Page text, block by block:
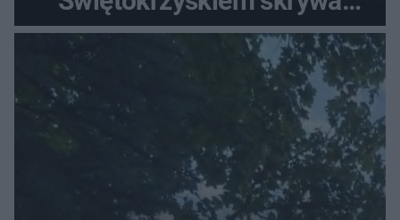
zabytki, bywał tu nawet król